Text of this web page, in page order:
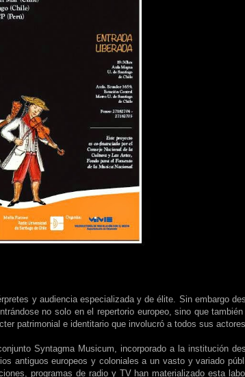
y audiencia especializada y de élite. Sin embargo
no solo en el repertorio europeo, sino que
patrimonial e identitario que involucró a todos sus actore
Syntagma Musicum, incorporado a la institución
antiguos europeos y coloniales a un vasto y variado
programas de radio y TV han materializado esta